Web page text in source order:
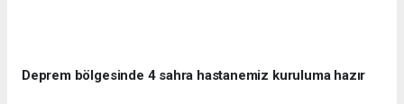
Deprem bölgesinde 4 sahra hastanemiz kuruluma hazır